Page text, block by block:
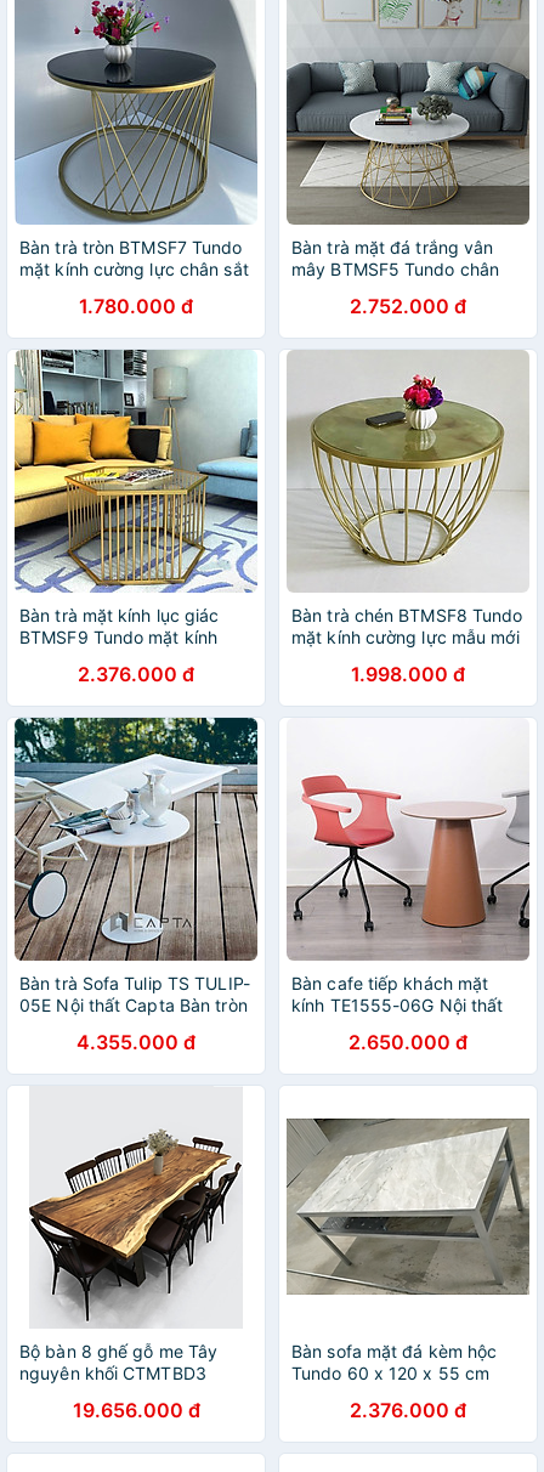
Bàn trà tròn BTMSF7 Tundo
mặt kính cường lực chân sắt
1.780.000 đ
Bàn trà mặt đá trắng vân
mây BTMSF5 Tundo chân
2.752.000 đ
Bàn trà mặt kính lục giác
BTMSF9 Tundo mặt kính
2.376.000 đ
Bàn trà chén BTMSF8 Tundo
mặt kính cường lực mẫu mới
1.998.000 đ
Bàn trà Sofa Tulip TS TULIP-
05E Nội thất Capta Bàn tròn
điện màu trắng
4.355.000 đ
Bàn cafe tiếp khách mặt
kính TE1555-06G Nội thất
mặt kính chân nhựa đúc
2.650.000 đ
Bộ bàn 8 ghế gỗ me Tây
nguyên khối CTMTBD3
cm gỗ dày 7cm
19.656.000 đ
Bàn sofa mặt đá kèm hộc
Tundo 60 x 120 x 55 cm
2.376.000 đ